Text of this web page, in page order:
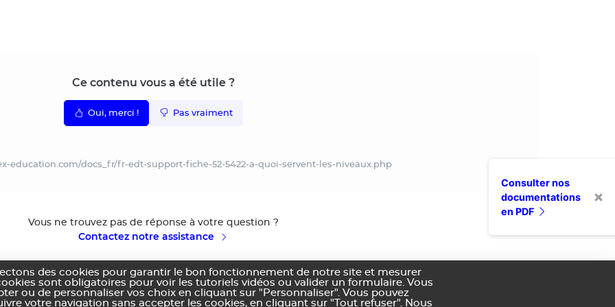
Ce contenu vous a été utile ?
Oui, merci ! Pas vraiment
education.com/docs_fr/fr-edt-support-fiche-52-5422-a-quoi-servent-les-niveaux.php
Vous ne trouvez pas de réponse à votre question ?
Contactez notre assistance
Consulter nos
documentations
en PDF
des cookies pour garantir le bon fonctionnement de notre site et mesurer
sont obligatoires pour voir les tutoriels vidéos ou valider un formulaire. Vous
ou de personnaliser vos choix en cliquant sur "Personnaliser". Vous pouvez
votre navigation sans accepter les cookies, en cliquant sur "Tout refuser". Nous